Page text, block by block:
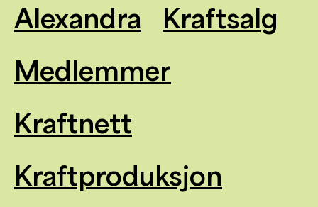
Alexandra
Kraftsalg
Medlemmer
Kraftnett
Kraftproduksjon